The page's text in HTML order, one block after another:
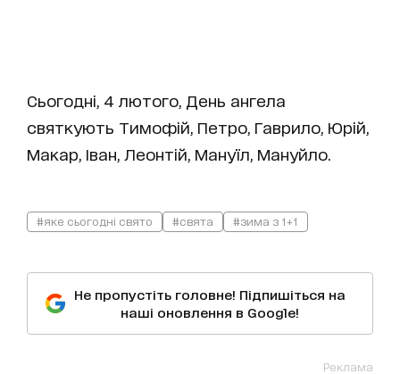
Сьогодні, 4 лютого, День ангела
святкують Тимофій, Петро, Гаврило, Юрій,
Макар, Іван, Леонтій, Мануїл, Мануйло.
#яке сьогодні свято #свята #зима з 1+1
Не пропустіть головне! Підпишіться на
наші оновлення в Google!
Реклама